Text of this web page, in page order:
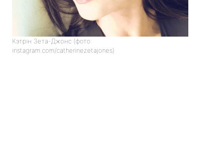
Кэтрін Зета-Джонс (фото:
instagram.com/catherinezetajones)